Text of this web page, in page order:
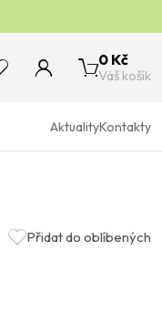
0 Kč
Váš košík
AktualityKontakty
Přidat do oblíbených